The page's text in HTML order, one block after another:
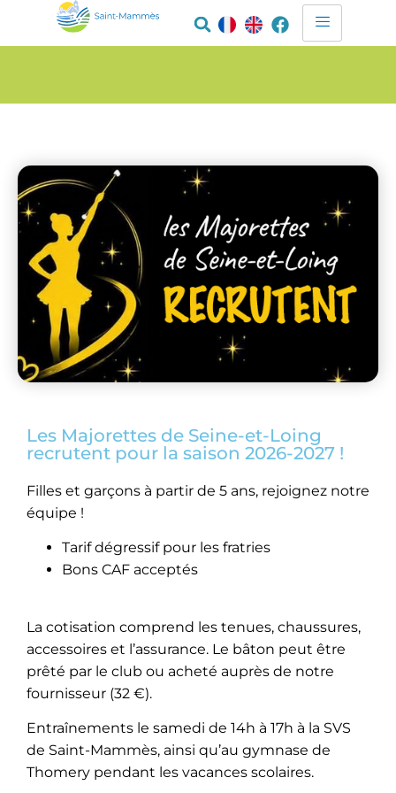
Les Majorettes de Seine-et-Loing
recrutent pour la saison 2026-2027 !
Filles et garçons à partir de 5 ans, rejoignez notre
équipe !
Tarif dégressif pour les fratries
Bons CAF acceptés
La cotisation comprend les tenues, chaussures,
accessoires et l’assurance. Le bâton peut être
prêté par le club ou acheté auprès de notre
fournisseur (32 €).
Entraînements le samedi de 14h à 17h à la SVS
de Saint-Mammès, ainsi qu’au gymnase de
Thomery pendant les vacances scolaires.